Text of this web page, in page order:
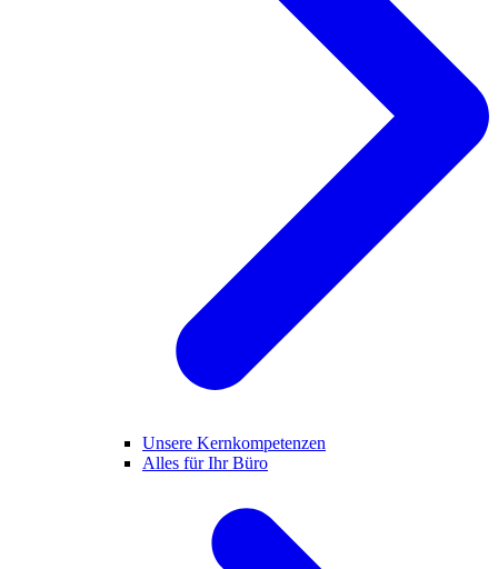
Unsere Kernkompetenzen
Alles für Ihr Büro